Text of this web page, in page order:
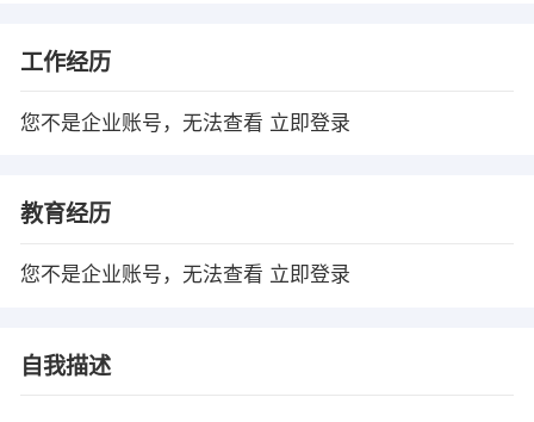
工作经历
您不是企业账号，无法查看 立即登录
教育经历
您不是企业账号，无法查看 立即登录
自我描述